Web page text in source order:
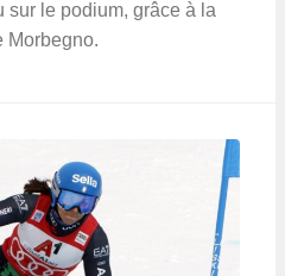
sur le podium, grâce à la
Morbegno.